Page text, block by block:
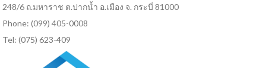
248/6 ถ.มหาราช ต.ปากน้ำ อ.เมือง จ. กระบี่ 81000
Phone: (099) 405-0008
Tel: (075) 623-409